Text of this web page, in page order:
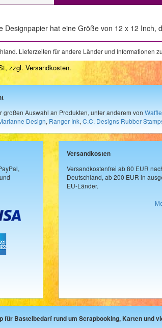
Designpapier hat eine Größe von 12 x 12 Inch,
Lieferzeiten für andere Länder und Informationen
zzgl. Versandkosten.
großen Auswahl an Produkten, unter anderem von
Design, Ranger Ink, C.C. Designs Rubber
Versandkosten
Versandkostenfrei ab 80 EUR
Deutschland, ab 200 EUR in
EU-Länder.
für Bastelbedarf rund um Scrapbooking, Karten und